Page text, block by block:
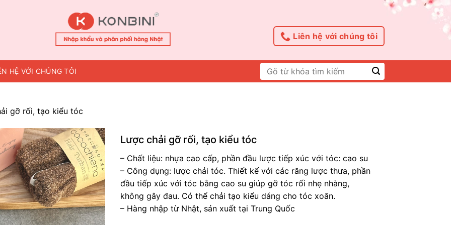
Liên hệ với chúng tôi
HỆ VỚI CHÚNG TÔI
Tìm
kiếm:
gỡ rối, tạo kiểu tóc
Lược chải gỡ rối, tạo kiểu tóc
– Chất liệu: nhựa cao cấp, phần đầu lược tiếp xúc với tóc: cao su
– Công dụng: lược chải tóc. Thiết kế với các răng lược thưa, phần
đầu tiếp xúc với tóc bằng cao su giúp gỡ tóc rối nhẹ nhàng,
không gây đau. Có thể chải tạo kiểu dáng cho tóc xoăn.
– Hàng nhập từ Nhật, sản xuất tại Trung Quốc